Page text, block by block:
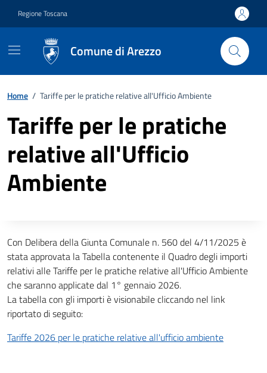
Regione Toscana
Comune di Arezzo
Home / Tariffe per le pratiche relative all'Ufficio Ambiente
Tariffe per le pratiche
relative all'Ufficio
Ambiente
Descrizione completa
Con Delibera della Giunta Comunale n. 560 del 4/11/2025 è
stata approvata la Tabella contenente il Quadro degli importi
relativi alle Tariffe per le pratiche relative all'Ufficio Ambiente
che saranno applicate dal 1° gennaio 2026.
La tabella con gli importi è visionabile cliccando nel link
riportato di seguito:
Tariffe 2026 per le pratiche relative all'ufficio ambiente